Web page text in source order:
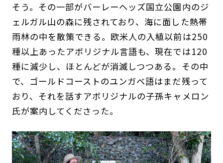
そう。その一部がバーレーヘッズ国立公園内のジ
ェルガル山の森に残されており、海に面した熱帯
雨林の中を散策できる。欧米人の入植以前は250
種以上あったアボリジナル言語も、現在では120
種に減少し、ほとんどが消滅しつつある。その中
で、ゴールドコーストのユンガベ語はまだ残って
おり、それを話すアボリジナルの子孫キャメロン
氏が案内してくださった。